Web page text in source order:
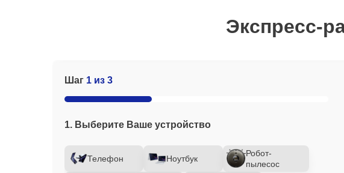
Экспресс-
Шаг 1 из 3
1. Выберите Ваше устройство
Телефон Ноутбук
Робот-
пылесос